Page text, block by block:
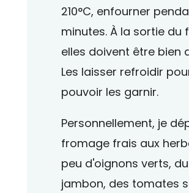
210°C, enfourner
minutes. À la sortie du
elles doivent être bien
Les laisser refroidir
pouvoir les garnir.
Personnellement, je
fromage frais aux
peu d'oignons verts, du
jambon, des tomates